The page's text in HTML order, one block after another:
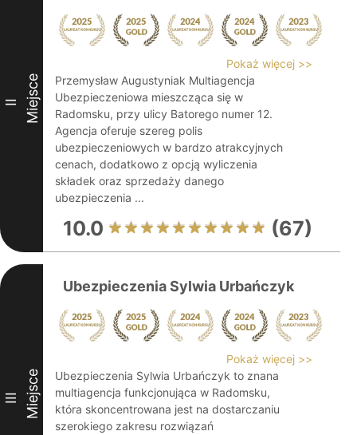
II Miejsce
Pokaż więcej >>
Przemysław Augustyniak Multiagencja
Ubezpieczeniowa mieszcząca się w
Radomsku, przy ulicy Batorego numer 12.
Agencja oferuje szereg polis
ubezpieczeniowych w bardzo atrakcyjnych
cenach, dodatkowo z opcją wyliczenia
składek oraz sprzedaży danego
ubezpieczenia ...
10.0 (67)
III Miejsce
Ubezpieczenia Sylwia Urbańczyk
Pokaż więcej >>
Ubezpieczenia Sylwia Urbańczyk to znana
multiagencja funkcjonująca w Radomsku,
która skoncentrowana jest na dostarczaniu
szerokiego zakresu rozwiązań